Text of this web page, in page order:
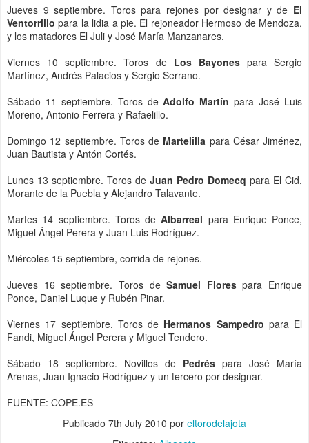
Jueves 9 septiembre. Toros para rejones por designar y de El
Ventorrillo para la lidia a pie. El rejoneador Hermoso de Mendoza,
y los matadores El Juli y José María Manzanares.
Viernes 10 septiembre. Toros de Los Bayonespara Sergio
Martínez, Andrés Palacios y Sergio Serrano.
Sábado 11 septiembre. Toros deAdolfo Martín para José Luis
Moreno, Antonio Ferrera y Rafaelillo.
Domingo 12 septiembre. Toros de Martelilla para César Jiménez,
Juan Bautista y Antón Cortés.
Lunes 13 septiembre. Toros de Juan Pedro Domecq para El Cid,
Morante de la Puebla y Alejandro Talavante.
Martes 14 septiembre. Toros deAlbarreal para Enrique Ponce,
Miguel Ángel Perera y Juan Luis Rodríguez.
Miércoles 15 septiembre, corrida de rejones.
Jueves 16 septiembre. Toros deSamuel Florespara Enrique
Ponce, Daniel Luque y Rubén Pinar.
Viernes 17 septiembre. Toros de Hermanos Sampedro para El
Fandi, Miguel Ángel Perera y Miguel Tendero.
Sábado 18 septiembre. Novillos de Pedrés para José María
Arenas, Juan Ignacio Rodríguez y un tercero por designar.
FUENTE: COPE.ES
Publicado 7th July 2010 por eltorodelajota